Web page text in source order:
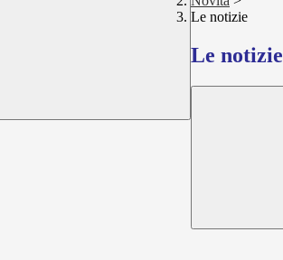
Le notizie
Le notizie